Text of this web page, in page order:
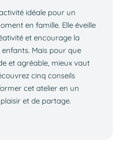
idéale pour un
en famille. Elle éveille
et encourage la
Mais pour que
et agréable, mieux vaut
cinq conseils
cet atelier en un
et de partage.